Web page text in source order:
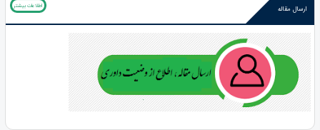
ارسال مقاله اطلاعات بیشتر